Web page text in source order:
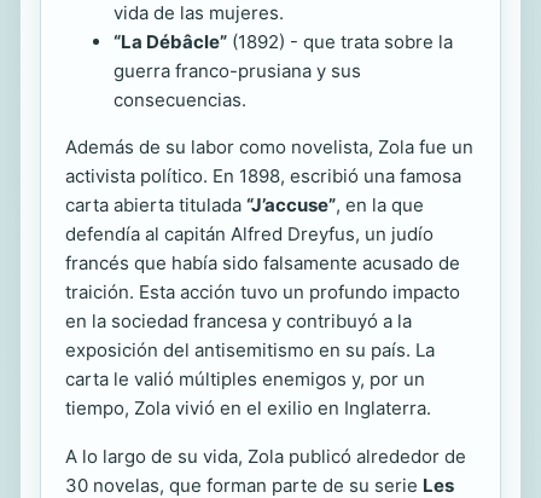
vida de las mujeres.
“La Débâcle” (1892) - que trata sobre la
guerra franco-prusiana y sus
consecuencias.
Además de su labor como novelista, Zola fue un
activista político. En 1898, escribió una famosa
carta abierta titulada “J’accuse”, en la que
defendía al capitán Alfred Dreyfus, un judío
francés que había sido falsamente acusado de
traición. Esta acción tuvo un profundo impacto
en la sociedad francesa y contribuyó a la
exposición del antisemitismo en su país. La
carta le valió múltiples enemigos y, por un
tiempo, Zola vivió en el exilio en Inglaterra.
A lo largo de su vida, Zola publicó alrededor de
30 novelas, que forman parte de su serie Les